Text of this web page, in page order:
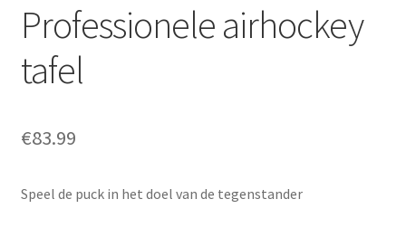
Professionele airhockey
tafel
€83.99
Speel de puck in het doel van de tegenstander